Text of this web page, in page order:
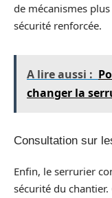
de mécanismes
sécurité renforcée.
A lire aussi :
changer la
Consultation sur
Enfin, le serrurier
sécurité du